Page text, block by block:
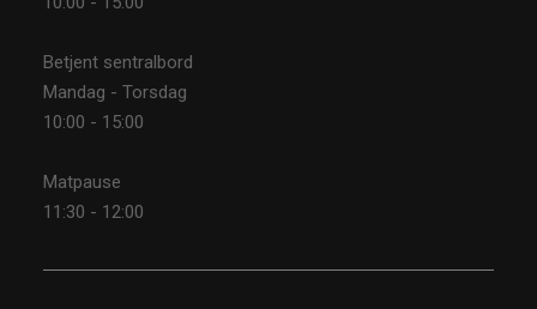
Betjent sentralbord
Mandag - Torsdag
10:00 - 15:00
Matpause
11:30 - 12:00